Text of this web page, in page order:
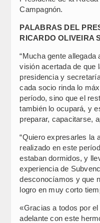
Campagnón.
PALABRAS DEL
RICARDO OLIVEIRA
“Mucha gente
visión acertada de que
presidencia y
cada socio rinda lo
período, sino que el
también lo ocupará, y
preparar, capacitarse,
“Quiero expresarles la
realizado en este
estaban dormidos, y
experiencia de
desconocíamos y que
logro en muy corto
«Gracias a todos por
adelante con este